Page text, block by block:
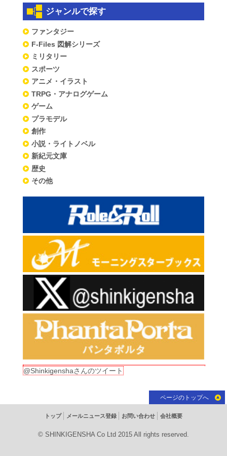
ジャンルで探す
ファンタジー
F-Files 図解シリーズ
ミリタリー
スポーツ
アニメ・イラスト
TRPG・アナログゲーム
ゲーム
プラモデル
創作
小説・ライトノベル
新紀元文庫
歴史
その他
@Shinkigenshaさんのツイート
ページのトップへ
トップ メールニュース登録 お問い合わせ 会社概要
© SHINKIGENSHA Co Ltd 2015 All rights reserved.